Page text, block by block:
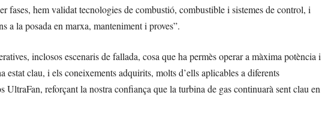
fases, hem validat tecnologies de combustió, combustible i sistemes de control, i
a la posada en marxa, manteniment i proves”.
inclosos escenaris de fallada, cosa que ha permès operar a màxima potència i
clau, i els coneixements adquirits, molts d’ells aplicables a diferents
UltraFan, reforçant la nostra confiança que la turbina de gas continuarà sent clau en